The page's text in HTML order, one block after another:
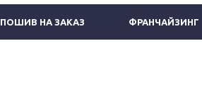
ПОШИВ НА ЗАКАЗ ФРАНЧАЙЗИНГ